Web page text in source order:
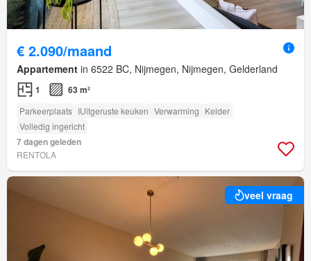
€ 2.090/maand
Appartement in 6522 BC, Nijmegen, Nijmegen, Gelderland
1 63 m²
Parkeerplaats IUitgeruste keuken Verwarming Kelder
Volledig ingericht
7 dagen geleden
RENTOLA
veel vraag